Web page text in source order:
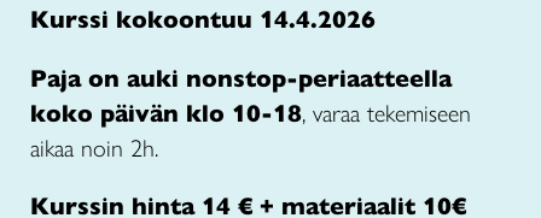
Kurssi kokoontuu 14.4.2026
Paja on auki nonstop-periaatteella
koko päivän klo 10-18, varaa tekemiseen
aikaa noin 2h.
Kurssin hinta 14 € + materiaalit 10€